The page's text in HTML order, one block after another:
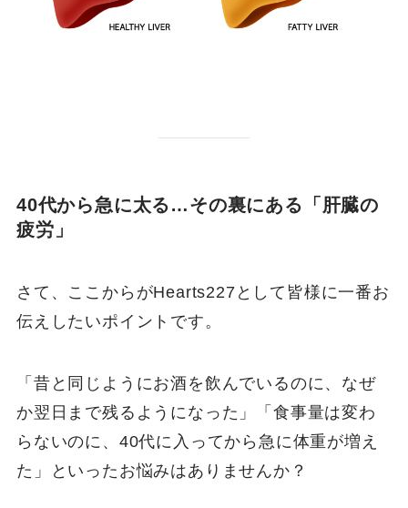
40代から急に太る…その裏にある「肝臓の
疲労」
さて、ここからがHearts227として皆様に一番お
伝えしたいポイントです。
「昔と同じようにお酒を飲んでいるのに、なぜ
か翌日まで残るようになった」「食事量は変わ
らないのに、40代に入ってから急に体重が増え
た」といったお悩みはありませんか？